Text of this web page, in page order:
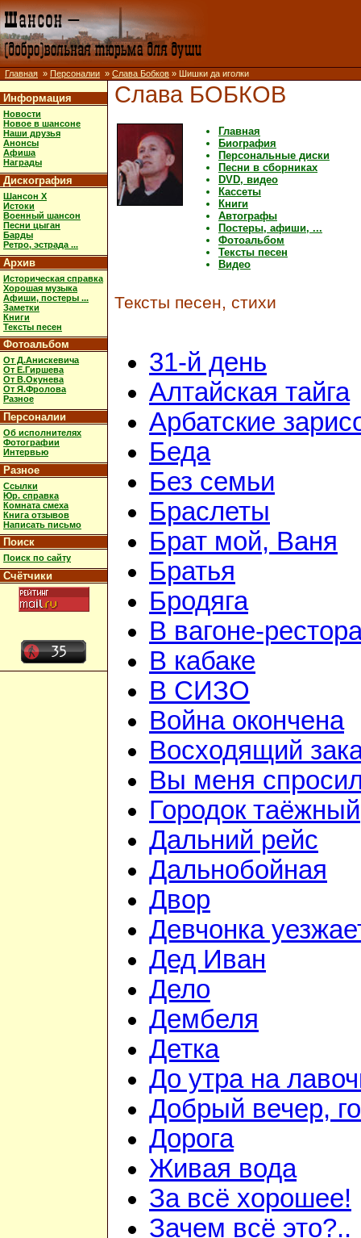
Главная » Персоналии » Слава Бобков » Шишки да иголки
Информация
Новости
Новое в шансоне
Наши друзья
Анонсы
Афиша
Награды
Дискография
Шансон X
Истоки
Военный шансон
Песни цыган
Барды
Ретро, эстрада ...
Архив
Историческая справка
Хорошая музыка
Афиши, постеры ...
Заметки
Книги
Тексты песен
Фотоальбом
От Д.Анискевича
От Е.Гиршева
От В.Окунева
От Я.Фролова
Разное
Персоналии
Об исполнителях
Фотографии
Интервью
Разное
Ссылки
Юр. справка
Комната смеха
Книга отзывов
Написать письмо
Поиск
Поиск по сайту
Счётчики
Слава БОБКОВ
Главная
Биография
Персональные диски
Песни в сборниках
DVD, видео
Кассеты
Книги
Автографы
Постеры, афиши, ...
Фотоальбом
Тексты песен
Видео
Тексты песен, стихи
31-й день
Алтайская тайга
Арбатские
Беда
Без семьи
Браслеты
Брат мой, Ваня
Братья
Бродяга
В вагоне-
В кабаке
В СИЗО
Война окончена
Восходящий
Вы меня
Городок таёжный
Дальний рейс
Дальнобойная
Двор
Девчонка
Дед Иван
Дело
Дембеля
Детка
До утра на
Добрый вечер,
Дорога
Живая вода
За всё хорошее!
Зачем всё это?..